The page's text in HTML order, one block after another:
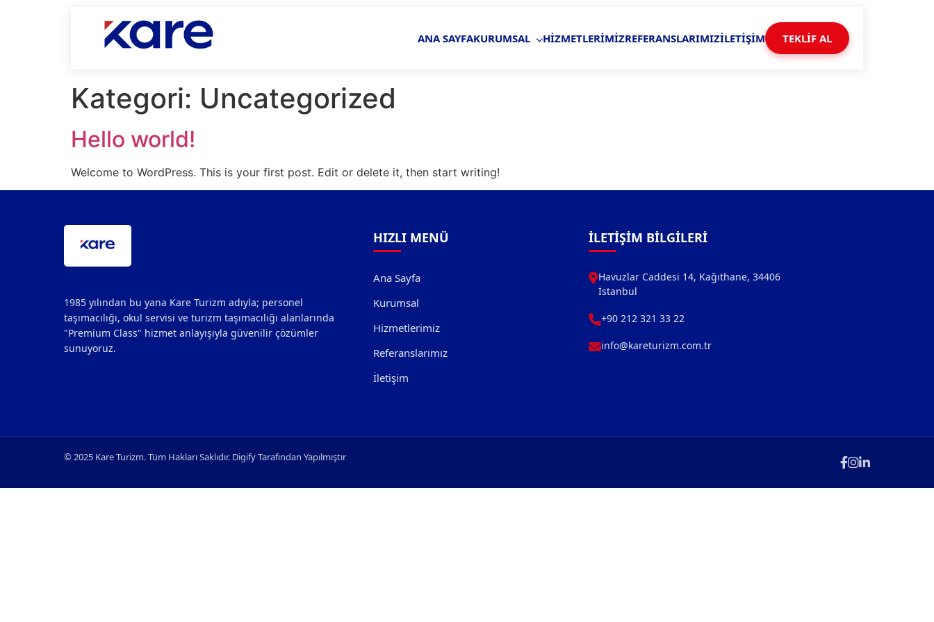
ANA SAYFAKURUMSAL HİZMETLERİMİZREFERANSLARIMIZİLETİŞİM TEKLİF AL
Kategori: Uncategorized
Hello world!
Welcome to WordPress. This is your first post. Edit or delete it, then start writing!
1985 yılından bu yana Kare Turizm adıyla; personel
taşımacılığı, okul servisi ve turizm taşımacılığı alanlarında
"Premium Class" hizmet anlayışıyla güvenilir çözümler
sunuyoruz.
HIZLI MENÜ
Ana Sayfa
Kurumsal
Hizmetlerimiz
Referanslarımız
İletişim
İLETIŞIM BILGILERI
Havuzlar Caddesi 14, Kağıthane, 34406
İstanbul
‎+90 212 321 33 22
info@kareturizm.com.tr
© 2025 Kare Turizm. Tüm Hakları Saklıdır. Digify Tarafından Yapılmıştır